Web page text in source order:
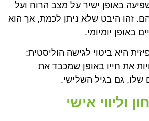
באופן ישיר על מצב הרוח ועל
זהו היבט שלא ניתן לכמת, אך הוא
באופן יומיומי.
היא ביטוי לגישה הוליסטית:
את חייו באופן שמכבד את
שלו, גם בגיל השלישי.
וליווי אישי